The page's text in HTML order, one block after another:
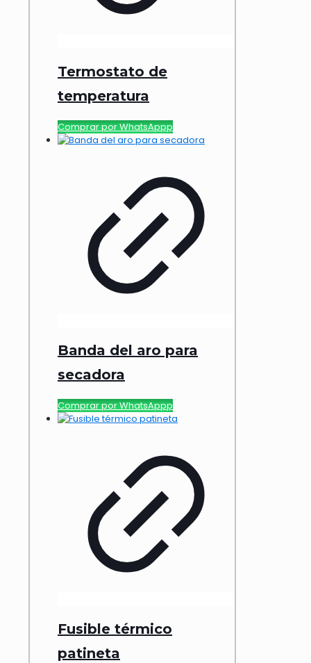
Termostato de
temperatura
Comprar por WhatsAppp
Banda del aro para
secadora
Comprar por WhatsAppp
Fusible térmico
patineta